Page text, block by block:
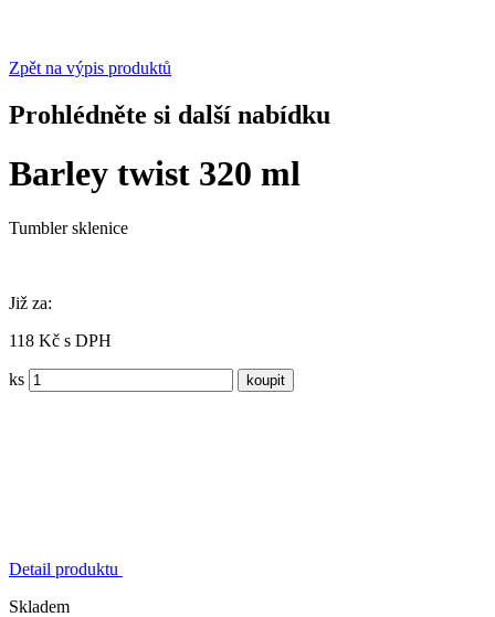
Zpět na výpis produktů
Prohlédněte si další nabídku
Barley twist 320 ml
Tumbler sklenice
Již za:
118 Kč s DPH
ks
Detail produktu
Skladem